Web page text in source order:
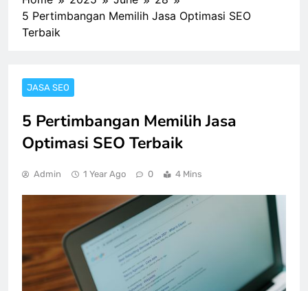
5 Pertimbangan Memilih Jasa Optimasi SEO
Terbaik
JASA SEO
5 Pertimbangan Memilih Jasa
Optimasi SEO Terbaik
Admin 1 Year Ago 0 4 Mins